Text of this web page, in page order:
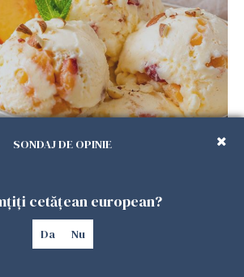
cu nectarine care
SONDAJ DE OPINIE
cetățean european?
Da Nu